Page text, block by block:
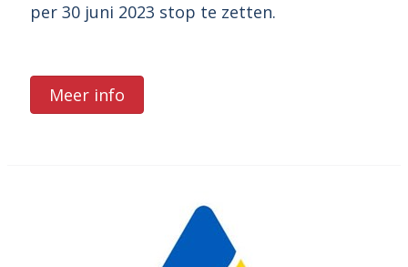
per 30 juni 2023 stop te zetten.
Meer info